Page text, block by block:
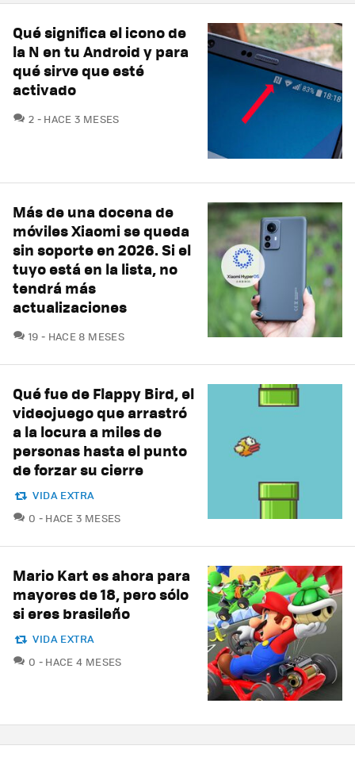
Qué significa el icono de
la N en tu Android y para
qué sirve que esté
activado
2 COMENTARIOS
HACE 3 MESES
Más de una docena de
móviles Xiaomi se queda
sin soporte en 2026. Si el
tuyo está en la lista, no
tendrá más
actualizaciones
19 COMENTARIOS
HACE 8 MESES
Qué fue de Flappy Bird, el
videojuego que arrastró
a la locura a miles de
personas hasta el punto
de forzar su cierre
VIDA EXTRA
0 COMENTARIOS
HACE 3 MESES
Mario Kart es ahora para
mayores de 18, pero sólo
si eres brasileño
VIDA EXTRA
0 COMENTARIOS
HACE 4 MESES